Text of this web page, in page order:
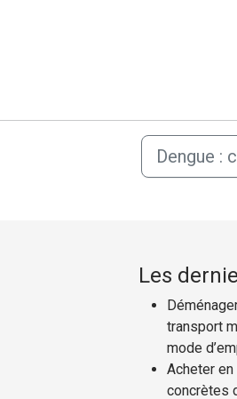
Dengue :
Les
transport
mode
Acheter
concrètes